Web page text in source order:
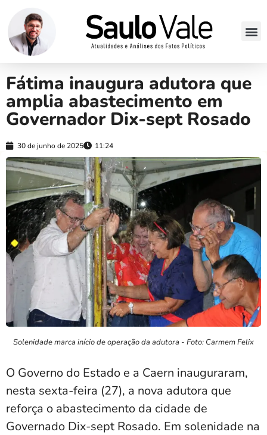
Fátima inaugura adutora que
amplia abastecimento em
Governador Dix-sept Rosado
30 de junho de 2025 11:24
Solenidade marca início de operação da adutora - Foto: Carmem Felix
O Governo do Estado e a Caern inauguraram,
nesta sexta-feira (27), a nova adutora que
reforça o abastecimento da cidade de
Governado Dix-sept Rosado. Em solenidade na